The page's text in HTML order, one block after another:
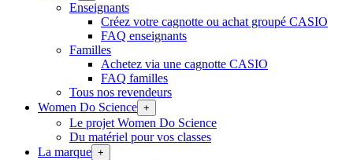
Enseignants
Créez votre cagnotte ou achat groupé CASIO
FAQ enseignants
Familles
Achetez via une cagnotte CASIO
FAQ familles
Tous nos revendeurs
Women Do Science +
Le projet Women Do Science
Du matériel pour vos classes
La marque +